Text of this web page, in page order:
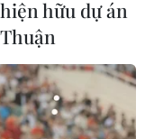
hữu dự án